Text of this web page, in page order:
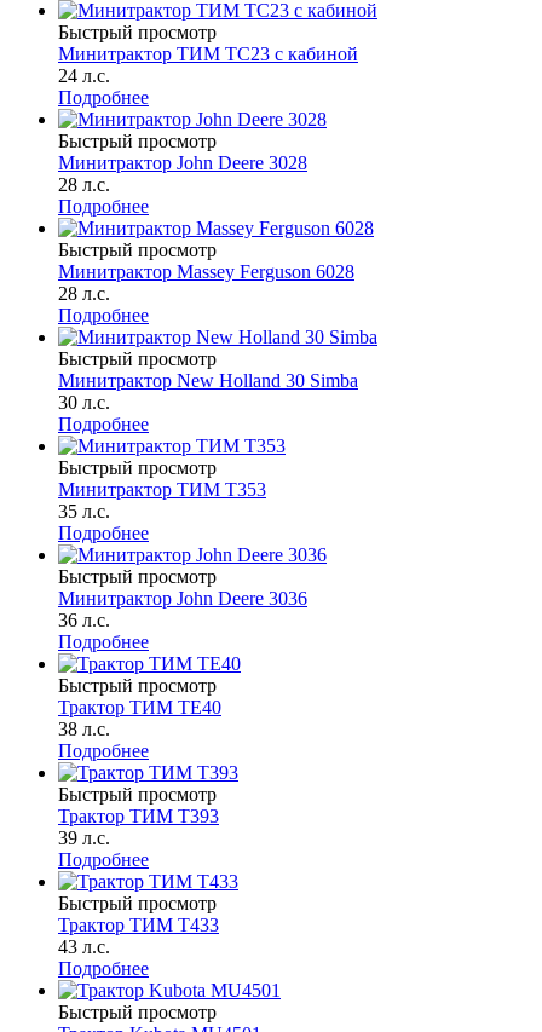
Быстрый просмотр
Минитрактор ТИМ TC23 с кабиной
24 л.с.
Подробнее
Быстрый просмотр
Минитрактор John Deere 3028
28 л.с.
Подробнее
Быстрый просмотр
Минитрактор Massey Ferguson 6028
28 л.с.
Подробнее
Быстрый просмотр
Минитрактор New Holland 30 Simba
30 л.с.
Подробнее
Быстрый просмотр
Минитрактор ТИМ Т353
35 л.с.
Подробнее
Быстрый просмотр
Минитрактор John Deere 3036
36 л.с.
Подробнее
Быстрый просмотр
Трактор ТИМ ТЕ40
38 л.с.
Подробнее
Быстрый просмотр
Трактор ТИМ Т393
39 л.с.
Подробнее
Быстрый просмотр
Трактор ТИМ Т433
43 л.с.
Подробнее
Быстрый просмотр